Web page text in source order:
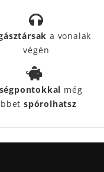
a vonalak
végén
még
spórolhatsz
SEGÍTIK